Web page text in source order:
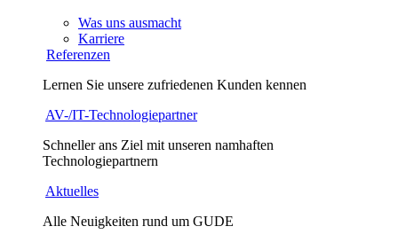
Was uns ausmacht
Karriere
Referenzen
Lernen Sie unsere zufriedenen Kunden kennen
AV-/IT-Technologiepartner
Schneller ans Ziel mit unseren namhaften
Technologiepartnern
Aktuelles
Alle Neuigkeiten rund um GUDE